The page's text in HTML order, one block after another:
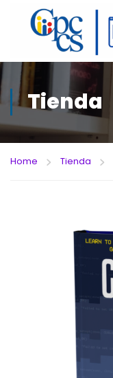
Tienda
Home Tienda